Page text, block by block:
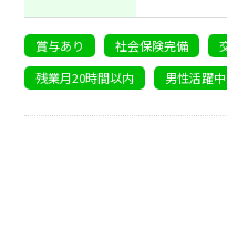
賞与あり 社会保険完備
残業月20時間以内
男性活躍中